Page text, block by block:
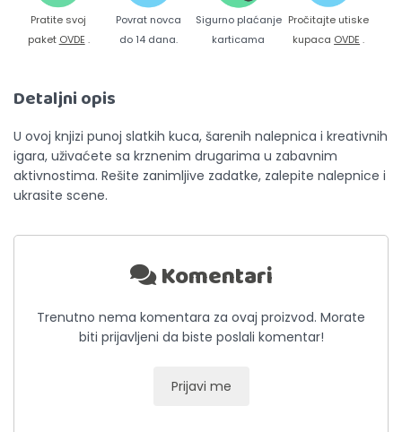
Pratite svoj
paket OVDE .
Povrat novca
do 14 dana.
Sigurno plaćanje
karticama
Pročitajte utiske
kupaca OVDE .
Detaljni opis
U ovoj knjizi punoj slatkih kuca, šarenih nalepnica i kreativnih
igara, uživaćete sa krznenim drugarima u zabavnim
aktivnostima. Rešite zanimljive zadatke, zalepite nalepnice i
ukrasite scene.
Komentari
Trenutno nema komentara za ovaj proizvod. Morate
biti prijavljeni da biste poslali komentar!
Prijavi me